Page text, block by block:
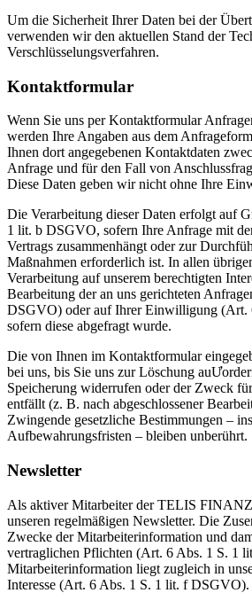
Um die Sicherheit Ihrer Daten bei der
verwenden wir den aktuellen Stand der
Verschlüsselungsverfahren.
Kontaktformular
Wenn Sie uns per Kontaktformular
werden Ihre Angaben aus dem
Ihnen dort angegebenen Kontaktdaten
Anfrage und für den Fall von
Diese Daten geben wir nicht ohne Ihre
Die Verarbeitung dieser Daten erfolgt auf
1 lit. b DSGVO, sofern Ihre Anfrage mit
Vertrags zusammenhängt oder zur
Maßnahmen erforderlich ist. In allen
Verarbeitung auf unserem berechtigten
Bearbeitung der an uns gerichteten
DSGVO) oder auf Ihrer Einwilligung
sofern diese abgefragt wurde.
Die von Ihnen im Kontaktformular
bei uns, bis Sie uns zur Löschung
Speicherung widerrufen oder der Zweck
entfällt (z. B. nach abgeschlossener
Zwingende gesetzliche Bestimmungen –
Aufbewahrungsfristen – bleiben unberührt.
Newsletter
Als aktiver Mitarbeiter der TELIS
unseren regelmäßigen Newsletter. Die
Zwecke der Mitarbeiterinformation und
vertraglichen Pflichten (Art. 6 Abs. 1 S. 1
Mitarbeiterinformation liegt zugleich in
Interesse (Art. 6 Abs. 1 S. 1 lit. f DSGVO).